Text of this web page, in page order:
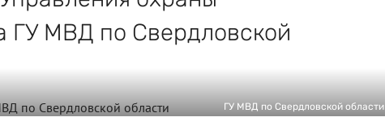
ГУ МВД по Свердловской
ГУ МВД по Свердловской области